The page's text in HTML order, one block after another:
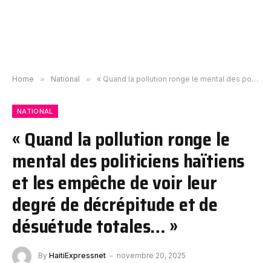
Home » National » « Quand la pollution ronge le mental des politiciens haïtiens et les empêche de voir leur degré de décrépitude et de désuétude totales… »
NATIONAL
« Quand la pollution ronge le
mental des politiciens haïtiens
et les empêche de voir leur
degré de décrépitude et de
désuétude totales… »
By HaitiExpressnet
novembre 20, 2025